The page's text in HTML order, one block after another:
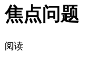
焦点问题
阅读